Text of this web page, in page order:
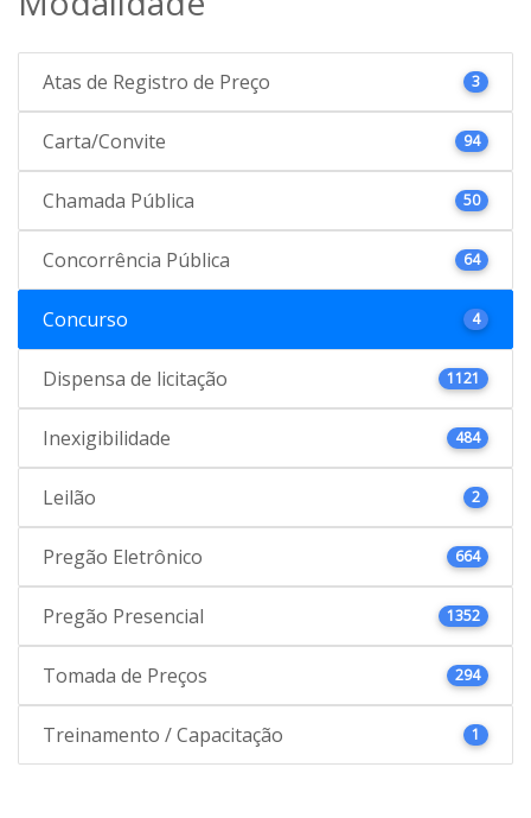
Atas de Registro de Preço 3
Carta/Convite 94
Chamada Pública 50
Concorrência Pública 64
Concurso 4
Dispensa de licitação 1121
Inexigibilidade 484
Leilão 2
Pregão Eletrônico 664
Pregão Presencial 1352
Tomada de Preços 294
Treinamento / Capacitação 1